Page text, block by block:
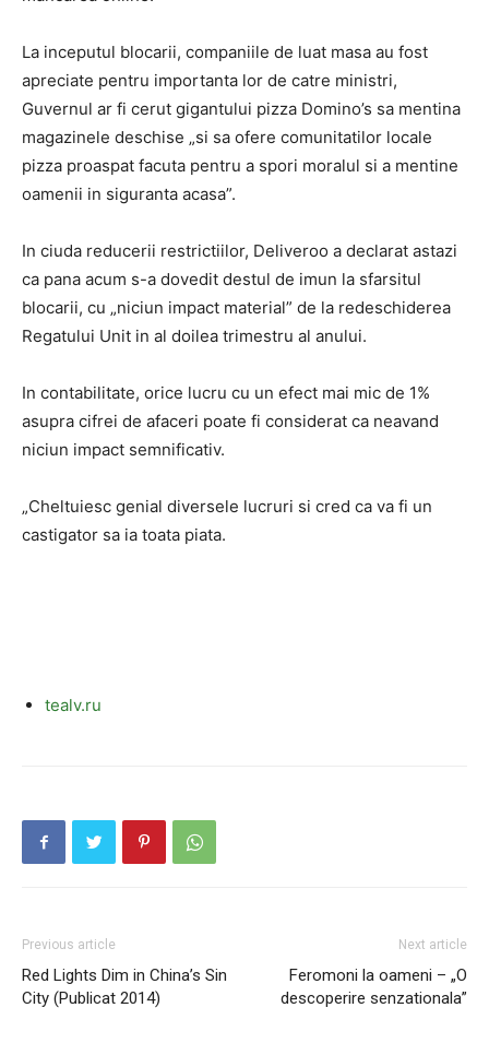
La inceputul blocarii, companiile de luat masa au fost
apreciate pentru importanta lor de catre ministri,
Guvernul ar fi cerut gigantului pizza Domino’s sa mentina
magazinele deschise „si sa ofere comunitatilor locale
pizza proaspat facuta pentru a spori moralul si a mentine
oamenii in siguranta acasa”.
In ciuda reducerii restrictiilor, Deliveroo a declarat astazi
ca pana acum s-a dovedit destul de imun la sfarsitul
blocarii, cu „niciun impact material” de la redeschiderea
Regatului Unit in al doilea trimestru al anului.
In contabilitate, orice lucru cu un efect mai mic de 1%
asupra cifrei de afaceri poate fi considerat ca neavand
niciun impact semnificativ.
„Cheltuiesc genial diversele lucruri si cred ca va fi un
castigator sa ia toata piata.
tealv.ru
Previous article
Red Lights Dim in China’s Sin
City (Publicat 2014)
Next article
Feromoni la oameni – „O
descoperire senzationala”